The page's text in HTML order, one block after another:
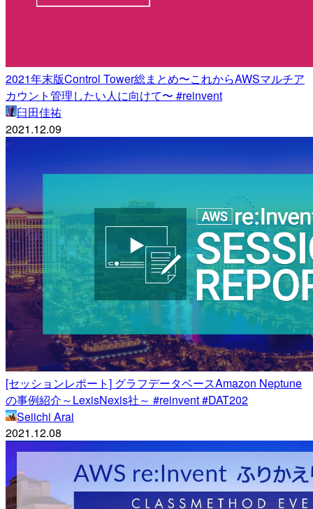
2021年末版Control Tower総まとめ〜これからAWSマルチア
カウント管理したい人に向けて〜 #reinvent
臼田佳祐
2021.12.09
[セッションレポート] グラフデータベースAmazon Neptune
の事例紹介～LexisNexis社～ #reinvent #DAT202
Seiichi Arai
2021.12.08